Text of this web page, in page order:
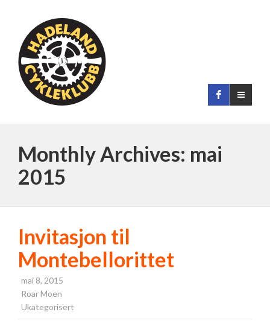
Monthly Archives: mai
2015
Invitasjon til
Montebellorittet
mai 8, 2015
Roar Moen
Ukategorisert